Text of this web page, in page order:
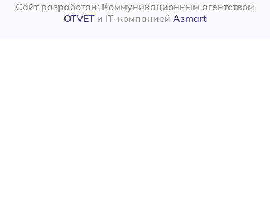
Сайт разработан: Коммуникационным агентством
OTVETи IT-компанией Asmart